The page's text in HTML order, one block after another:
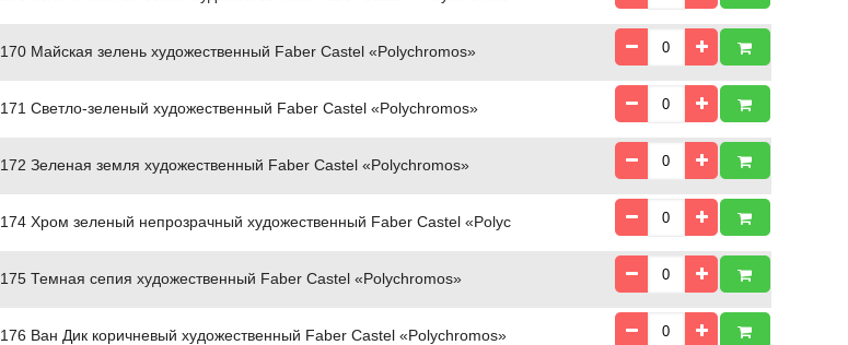
170 Майская зелень художественный Faber Castel «Polychromos»
171 Светло-зеленый художественный Faber Castel «Polychromos»
172 Зеленая земля художественный Faber Castel «Polychromos»
174 Хром зеленый непрозрачный художественный Faber Castel «Polyc
175 Темная сепия художественный Faber Castel «Polychromos»
176 Ван Дик коричневый художественный Faber Castel «Polychromos»